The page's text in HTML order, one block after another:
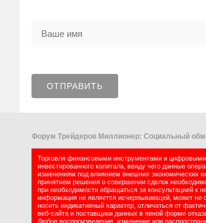
Форум Трейдеров Миллионер: Социальный
Торговля финансовыми инструментами и цифровыми
инвестированного капитала, ввиду чего данные
изменениям под влиянием внешних экономических
принятием решения о совершении сделок
при необходимости обращаться за консультацией к
информация не является исчерпывающей, может не
носить индикативный характер, отличаться от
веб-сайта и поставщики данных в явной форме
Любое воспроизведение, изменение или